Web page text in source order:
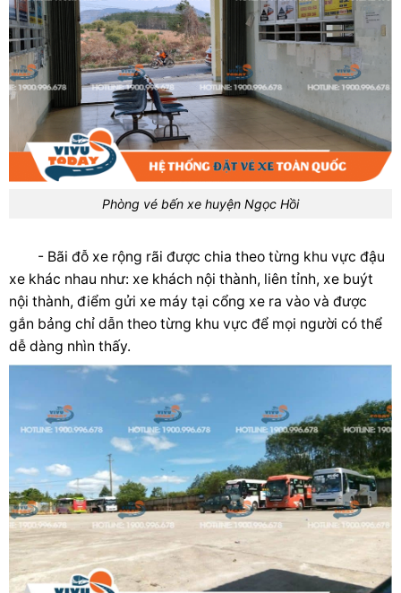
Phòng vé bến xe huyện Ngọc Hồi
- Bãi đỗ xe rộng rãi được chia theo từng khu vực đậu
xe khác nhau như: xe khách nội thành, liên tỉnh, xe buýt
nội thành, điểm gửi xe máy tại cổng xe ra vào và được
gắn bảng chỉ dẫn theo từng khu vực để mọi người có thể
dễ dàng nhìn thấy.